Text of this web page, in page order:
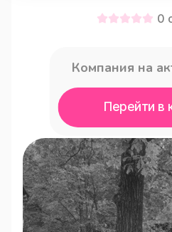
0
Компания на
Перейти в